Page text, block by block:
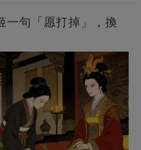
一句「愿打掉」，換